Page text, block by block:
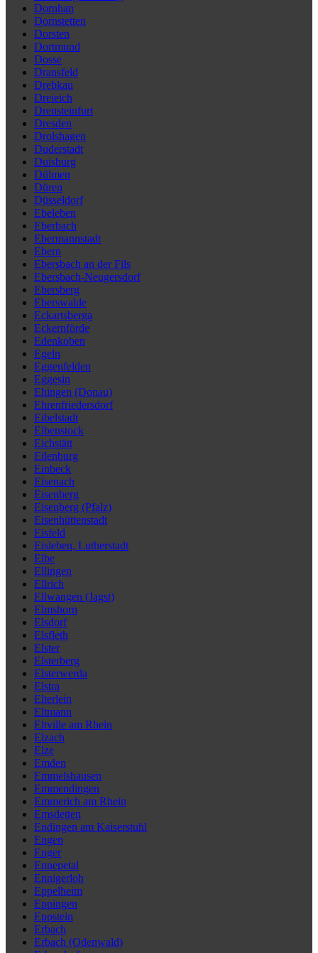
Dornhan
Dornstetten
Dorsten
Dortmund
Dosse
Dransfeld
Drebkau
Dreieich
Drensteinfurt
Dresden
Drolshagen
Duderstadt
Duisburg
Dülmen
Düren
Düsseldorf
Ebeleben
Eberbach
Ebermannstadt
Ebern
Ebersbach an der Fils
Ebersbach-Neugersdorf
Ebersberg
Eberswalde
Eckartsberga
Eckernförde
Edenkoben
Egeln
Eggenfelden
Eggesin
Ehingen (Donau)
Ehrenfriedersdorf
Eibelstadt
Eibenstock
Eichstätt
Eilenburg
Einbeck
Eisenach
Eisenberg
Eisenberg (Pfalz)
Eisenhüttenstadt
Eisfeld
Eisleben, Lutherstadt
Elbe
Ellingen
Ellrich
Ellwangen (Jagst)
Elmshorn
Elsdorf
Elsfleth
Elster
Elsterberg
Elsterwerda
Elstra
Elterlein
Eltmann
Eltville am Rhein
Elzach
Elze
Emden
Emmelshausen
Emmendingen
Emmerich am Rhein
Emsdetten
Endingen am Kaiserstuhl
Engen
Enger
Ennepetal
Ennigerloh
Eppelheim
Eppingen
Eppstein
Erbach
Erbach (Odenwald)